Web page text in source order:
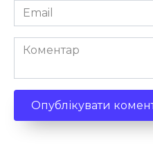
Email
*
Коментар